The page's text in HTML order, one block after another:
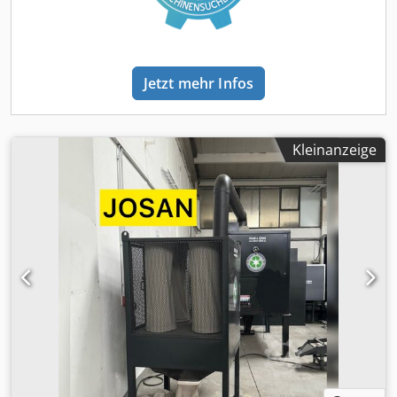
auf der Welt. So bekommen Sie die nur bei uns in
Heilbronn. Wassergekühlt. Sehr ergiebig sauberes
Unternehmen mit deutschen Gesetzen. Sehr gute Qualität
mit Garantie und Service. Unsere deutschsprachigen mit
guter Soforthilfe und Tipps. Josan Recycling Qualität zum
günstigen Preis. Sie können sich gerne vor Ort überzeugen
- nicht nur Bilder und Videos zur Kaufentscheidung. Wir
granulieren selbst und zeigen dies auch live. S600 mit
Wasserkühlung und Lüfter in Deutschland bei uns
entwickelt und montiert. Vom Kleingewerbetreibenden,
Mittelständische Unternehmen, Startup, bis zu Großfirmen
können wir Ihnen ein individuelles Angebot erstellen.
Gerne auch Finanzierung, Mietkauf oder Leasing. Aus
Haushaltskabeln, Industriekabeln, Telefonkabeln usw.
können Sie mit unseren Kupfergranulieranlagen bis zu
99,7% Kupfer separieren. Die PVC Fraktion wird dabei auch
separiert. Den Kunststoff können Sie auch zur
Weiterverarbeitung an Recycler verkaufen. Local Kabel
Jetzt mehr Infos
Kleinanzeige